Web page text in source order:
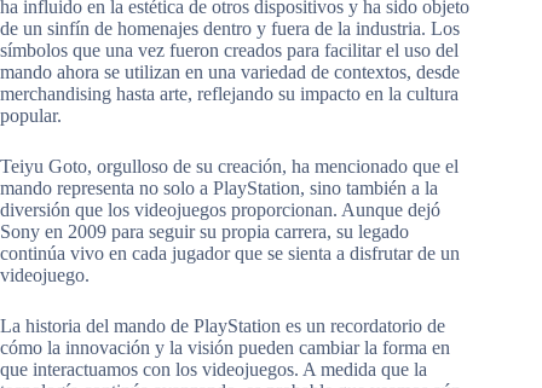
ha influido en la estética de otros dispositivos y ha sido objeto
de un sinfín de homenajes dentro y fuera de la industria. Los
símbolos que una vez fueron creados para facilitar el uso del
mando ahora se utilizan en una variedad de contextos, desde
merchandising hasta arte, reflejando su impacto en la cultura
popular.
Teiyu Goto, orgulloso de su creación, ha mencionado que el
mando representa no solo a PlayStation, sino también a la
diversión que los videojuegos proporcionan. Aunque dejó
Sony en 2009 para seguir su propia carrera, su legado
continúa vivo en cada jugador que se sienta a disfrutar de un
videojuego.
La historia del mando de PlayStation es un recordatorio de
cómo la innovación y la visión pueden cambiar la forma en
que interactuamos con los videojuegos. A medida que la